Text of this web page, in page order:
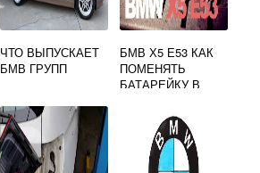
ЧТО ВЫПУСКАЕТ
БМВ ГРУПП
БМВ Х5 Е53 КАК
ПОМЕНЯТЬ
БАТАРЕЙКУ В